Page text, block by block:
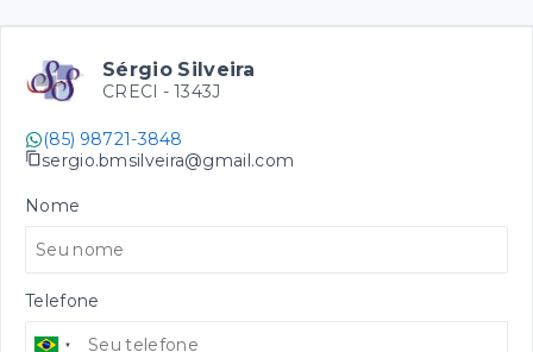
Sérgio Silveira
CRECI - 1343J
(85) 98721-3848
sergio.bmsilveira@gmail.com
Nome
Telefone